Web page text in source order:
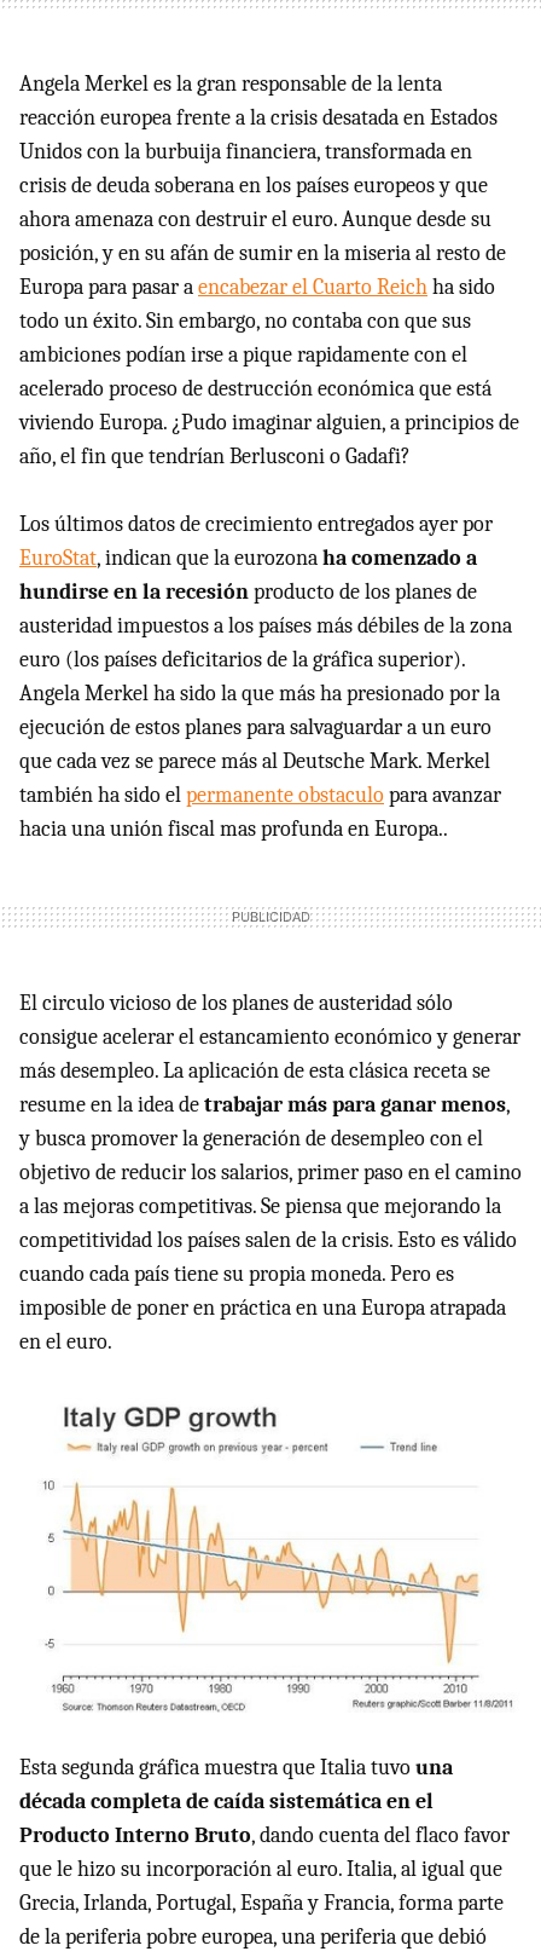
Angela Merkel es la gran responsable de la lenta
reacción europea frente a la crisis desatada en Estados
Unidos con la burbuija financiera, transformada en
crisis de deuda soberana en los países europeos y que
ahora amenaza con destruir el euro. Aunque desde su
posición, y en su afán de sumir en la miseria al resto de
Europa para pasar aencabezar el Cuarto Reichha sido
todo un éxito. Sin embargo, no contaba con que sus
ambiciones podían irse a pique rapidamente con el
acelerado proceso de destrucción económica que está
viviendo Europa. ¿Pudo imaginar alguien, a principios de
año, el fin que tendrían Berlusconi o Gadafi?
Los últimos datos de crecimiento entregados ayer por
EuroStat, indican que la eurozonaha comenzado a
hundirse en la recesiónproducto de los planes de
austeridad impuestos a los países más débiles de la zona
euro (los países deficitarios de la gráfica superior).
Angela Merkel ha sido la que más ha presionado por la
ejecución de estos planes para salvaguardar a un euro
que cada vez se parece más al Deutsche Mark. Merkel
también ha sido elpermanente obstaculopara avanzar
hacia una unión fiscal mas profunda en Europa..
El circulo vicioso de los planes de austeridad sólo
consigue acelerar el estancamiento económico y generar
más desempleo. La aplicación de esta clásica receta se
resume en la idea detrabajar más para ganar menos,
y busca promover la generación de desempleo con el
objetivo de reducir los salarios, primer paso en el camino
a las mejoras competitivas. Se piensa que mejorando la
competitividad los países salen de la crisis. Esto es válido
cuando cada país tiene su propia moneda. Pero es
imposible de poner en práctica en una Europa atrapada
en el euro.
Esta segunda gráfica muestra que Italia tuvouna
década completa de caída sistemática en el
Producto Interno Bruto, dando cuenta del flaco favor
que le hizo su incorporación al euro. Italia, al igual que
Grecia, Irlanda, Portugal, España y Francia, forma parte
de la periferia pobre europea, una periferia que debió